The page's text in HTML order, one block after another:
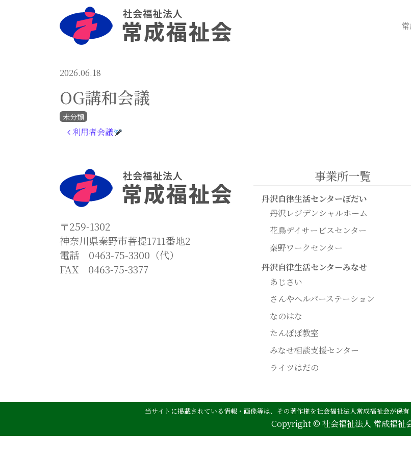
2026.06.18
OG講和会議
未分類
投稿ナビゲーション
利用者会議
〒259-1302
神奈川県秦野市菩提1711番地2
電話 0463-75-3300（代）
FAX 0463-75-3377
事業所一覧
丹沢自律生活センターぼだい
丹沢レジデンシャルホーム
花鳥デイサービスセンター
秦野ワークセンター
丹沢自律生活センターみなせ
あじさい
さんやヘルパーステーション
なのはな
たんぽぽ教室
みなせ相談支援センター
ライツはだの
当サイトに掲載されている情報・画像等は、その著作権を社会福祉法人常成福祉会が保有
Copyright © 社会福祉法人 常成福祉